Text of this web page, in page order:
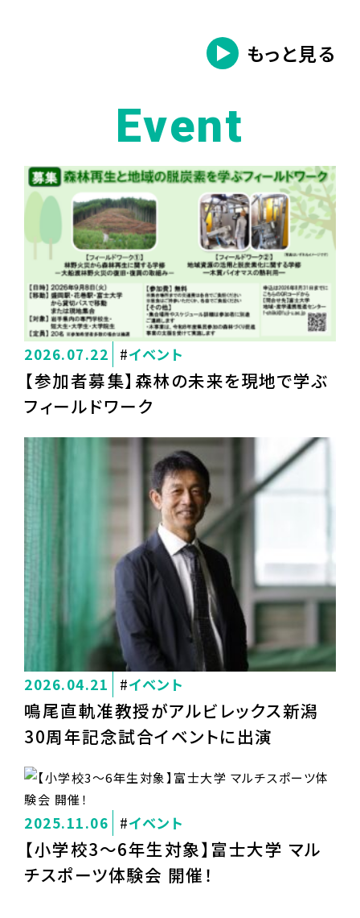
もっと見る
Event
2026.07.22 イベント
【参加者募集】森林の未来を現地で学ぶ
フィールドワーク
2026.04.21 イベント
鳴尾直軌准教授がアルビレックス新潟
30周年記念試合イベントに出演
2025.11.06 イベント
【小学校3～6年生対象】富士大学 マル
チスポーツ体験会 開催！